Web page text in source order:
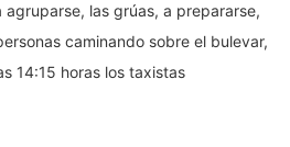
agruparse, las grúas, a prepararse,
caminando sobre el bulevar,
14:15 horas los taxistas